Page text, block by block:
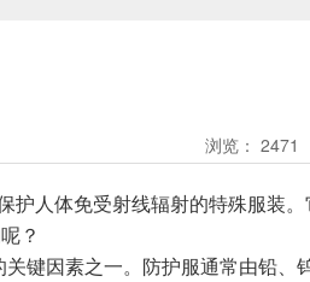
浏览： 2471
护人体免受射线辐射的特殊服装
？
键因素之一。防护服通常由铅